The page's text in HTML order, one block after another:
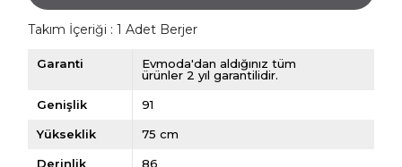
Takım İçeriği : 1 Adet Berjer
Garanti
Evmoda'dan aldığınız tüm
ürünler 2 yıl garantilidir.
Genişlik 91
Yükseklik 75 cm
Derinlik 86